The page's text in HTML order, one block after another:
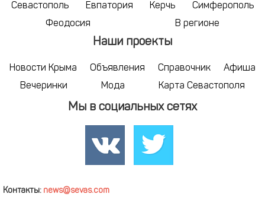
Севастополь Евпатория Керчь
Симферополь
Феодосия
В регионе
Наши проекты
Новости Крыма Объявления Справочник
Афиша
Вечеринки
Мода Карта Севастополя
Мы в социальных сетях
Контакты: news@sevas.com